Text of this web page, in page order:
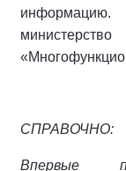
СПРАВОЧНО:
Впервые